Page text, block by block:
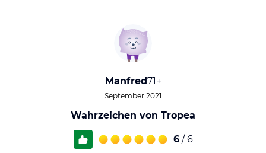
Manfred71+
September 2021
Wahrzeichen von Tropea
6 / 6